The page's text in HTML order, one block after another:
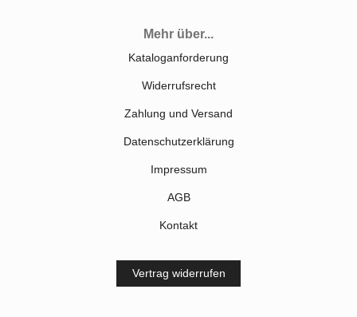
Mehr über...
Kataloganforderung
Widerrufsrecht
Zahlung und Versand
Datenschutzerklärung
Impressum
AGB
Kontakt
Vertrag widerrufen